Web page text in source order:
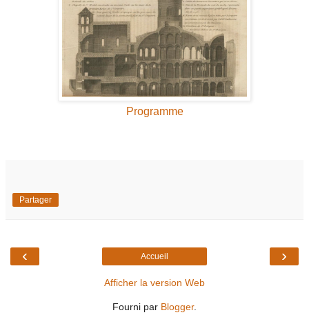
Programme
Partager
‹ ›
Accueil
Afficher la version Web
Fourni par Blogger.